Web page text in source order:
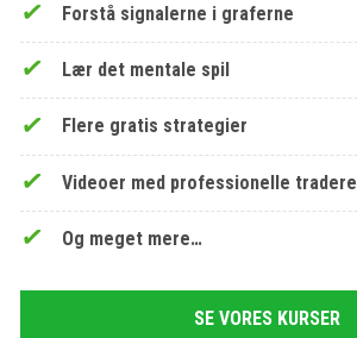
Forstå signalerne i graferne
Lær det mentale spil
Flere gratis strategier
Videoer med professionelle tradere
Og meget mere…
SE VORES KURSER